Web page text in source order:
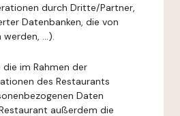
durch Dritte/Partner,
Datenbanken, die von
...).
im Rahmen der
des Restaurants
Daten
außerdem die